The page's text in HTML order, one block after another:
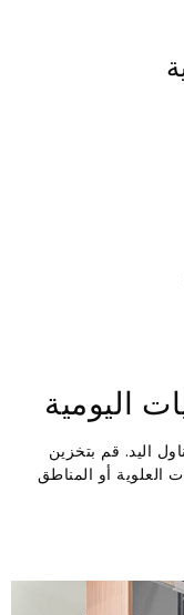
اليومية
اليد. قم بتخزين
العلوية أو المناطق